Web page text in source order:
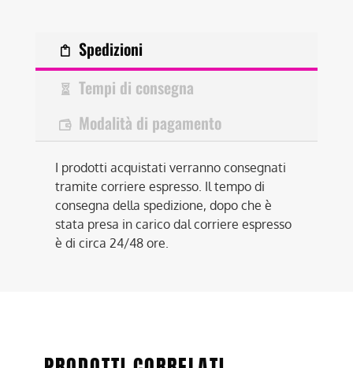
Spedizioni
Tempi di consegna
Modalità di pagamento
I prodotti acquistati verranno consegnati
tramite corriere espresso. Il tempo di
consegna della spedizione, dopo che è
stata presa in carico dal corriere espresso
è di circa 24/48 ore.